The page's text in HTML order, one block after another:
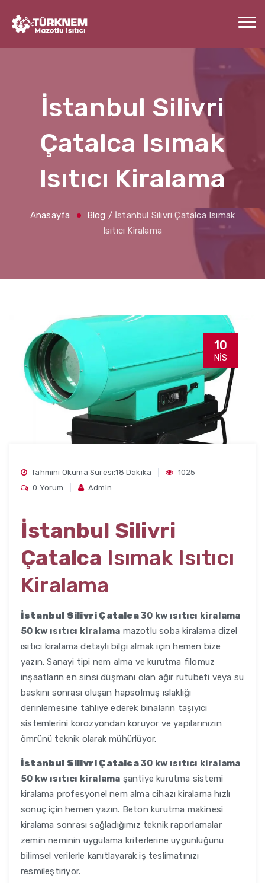
İstanbul Silivri
Çatalca Isımak
Isıtıcı Kiralama
Anasayfa Blog / İstanbul Silivri Çatalca Isımak
Isıtıcı Kiralama
10
NIS
Tahmini Okuma Süresi:18 Dakika
1025
0 Yorum
Admin
İstanbul Silivri
Çatalca Isımak Isıtıcı
Kiralama
İstanbul Silivri Çatalca30 kw ısıtıcı kiralama
50 kw ısıtıcı kiralama mazotlu soba kiralama dizel
ısıtıcı kiralama detaylı bilgi almak için hemen bize
yazın. Sanayi tipi nem alma ve kurutma filomuz
inşaatların en sinsi düşmanı olan ağır rutubeti veya su
baskını sonrası oluşan hapsolmuş ıslaklığı
derinlemesine tahliye ederek binaların taşıyıcı
sistemlerini korozyondan koruyor ve yapılarınızın
ömrünü teknik olarak mühürlüyor.
İstanbul Silivri Çatalca30 kw ısıtıcı kiralama
50 kw ısıtıcı kiralama şantiye kurutma sistemi
kiralama profesyonel nem alma cihazı kiralama hızlı
sonuç için hemen yazın. Beton kurutma makinesi
kiralama sonrası sağladığımız teknik raporlamalar
zemin neminin uygulama kriterlerine uygunluğunu
bilimsel verilerle kanıtlayarak iş teslimatınızı
resmileştiriyor.